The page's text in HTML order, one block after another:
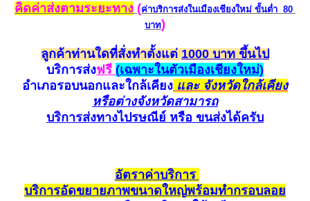
คิดค่าส่งตามระยะทาง (ค่าบริการส่งในเมืองเชียงใหม่ ขั้นต่ำ 80
บาท)
ลูกค้าท่านใดที่สั่งทำตั้งแต่ 1000 บาท ขึ้นไป
บริการส่งฟรี (เฉพาะในตัวเมืองเชียงใหม่)
อำเภอรอบนอกและใกล้เคียง และ จังหวัดใกล้เคียง
หรือต่างจังหวัดสามารถ
บริการส่งทางไปรษณีย์ หรือ ขนส่งได้ครับ
อัตราค่าบริการ
บริการอัดขยายภาพขนาดใหญ่พร้อมทำกรอบลอย